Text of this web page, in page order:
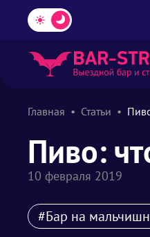
Главная Статьи
Пиво:
10 февраля 2019
#Бар на